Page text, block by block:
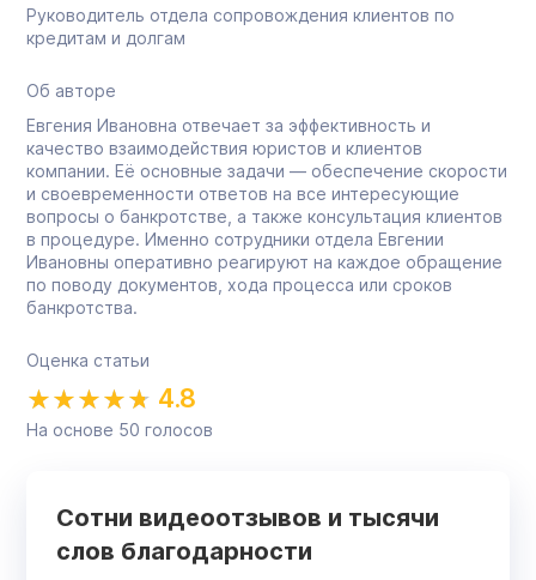
Руководитель отдела сопровождения клиентов по
кредитам и долгам
Об авторе
Евгения Ивановна отвечает за эффективность и
качество взаимодействия юристов и клиентов
компании. Её основные задачи — обеспечение скорости
и своевременности ответов на все интересующие
вопросы о банкротстве, а также консультация клиентов
в процедуре. Именно сотрудники отдела Евгении
Ивановны оперативно реагируют на каждое обращение
по поводу документов, хода процесса или сроков
банкротства.
Оценка статьи
4.8
На основе 50 голосов
Сотни видеоотзывов и тысячи
слов благодарности